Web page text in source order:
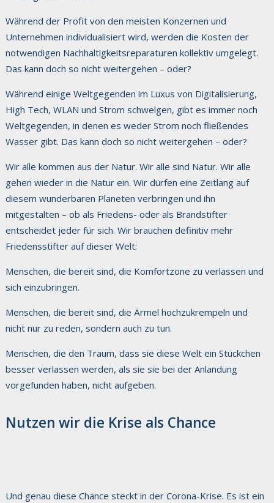
Während der Profit von den meisten Konzernen und
Unternehmen individualisiert wird, werden die Kosten der
notwendigen Nachhaltigkeitsreparaturen kollektiv umgelegt.
Das kann doch so nicht weitergehen – oder?
Während einige Weltgegenden im Luxus von Digitalisierung,
High Tech, WLAN und Strom schwelgen, gibt es immer noch
Weltgegenden, in denen es weder Strom noch fließendes
Wasser gibt. Das kann doch so nicht weitergehen – oder?
Wir alle kommen aus der Natur. Wir alle sind Natur. Wir alle
gehen wieder in die Natur ein. Wir dürfen eine Zeitlang auf
diesem wunderbaren Planeten verbringen und ihn
mitgestalten – ob als Friedens- oder als Brandstifter
entscheidet jeder für sich. Wir brauchen definitiv mehr
Friedensstifter auf dieser Welt:
Menschen, die bereit sind, die Komfortzone zu verlassen und
sich einzubringen.
Menschen, die bereit sind, die Ärmel hochzukrempeln und
nicht nur zu reden, sondern auch zu tun.
Menschen, die den Traum, dass sie diese Welt ein Stückchen
besser verlassen werden, als sie sie bei der Anlandung
vorgefunden haben, nicht aufgeben.
Nutzen wir die Krise als Chance
Und genau diese Chance steckt in der Corona-Krise. Es ist ein